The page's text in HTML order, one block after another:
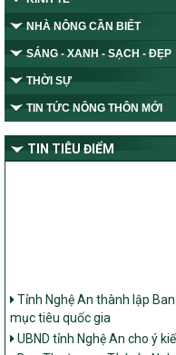
NHÀ NÔNG CẦN BIẾT
SÁNG - XANH - SẠCH - ĐẸP
THỜI SỰ
TIN TỨC NÔNG THÔN MỚI
TIN TIÊU ĐIỂM
Tỉnh Nghệ An thành lập
mục tiêu quốc gia
UBND tỉnh Nghệ An cho ý